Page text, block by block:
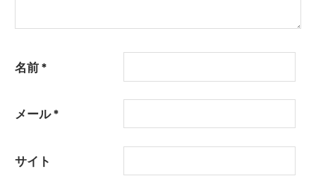
名前*
メール*
サイト